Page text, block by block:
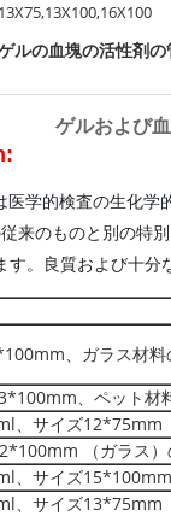
13X75,13X100,16X100
ルの血塊の活性剤の
ゲルおよび
学的検査の生化
来のものと別の特
。良質および十
、ガラス材
、ペット材
、サイズ12*75mm
（ガラス
、サイズ
、サイズ13*75mm